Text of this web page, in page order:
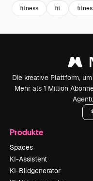
fitness fit
Die kreative Plattform,
Mehr als 1 Million
Produkte
Spaces
KI-Assistent
KI-Bildgenerator